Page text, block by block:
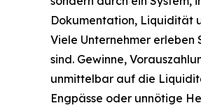
Dokumentation, Liquidität
Viele Unternehmer erleben
sind. Gewinne,
unmittelbar auf die
Engpässe oder unnötige